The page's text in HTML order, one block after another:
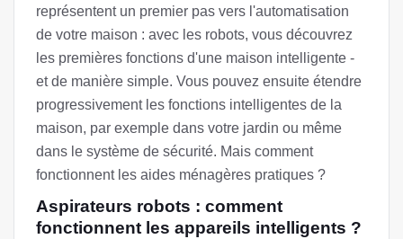
représentent un premier pas vers l'automatisation
de votre maison : avec les robots, vous découvrez
les premières fonctions d'une maison intelligente -
et de manière simple. Vous pouvez ensuite étendre
progressivement les fonctions intelligentes de la
maison, par exemple dans votre jardin ou même
dans le système de sécurité. Mais comment
fonctionnent les aides ménagères pratiques ?
Aspirateurs robots : comment
fonctionnent les appareils intelligents ?